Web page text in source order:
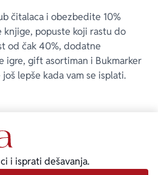
čitalaca i obezbedite 10%
knjige, popuste koji rastu do
od čak 40%, dodatne
igre, gift asortiman i Bukmarker
lepše kada vam se isplati.
i isprati dešavanja.